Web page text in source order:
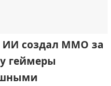
ИИ создал ММО за
геймеры